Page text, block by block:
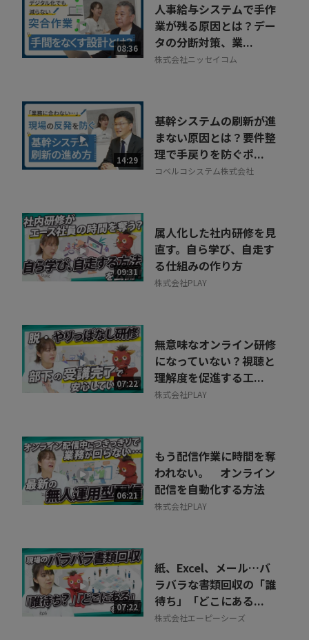
08:36
人事給与システムで手作
業が残る原因とは？デー
タの分断対策、業...
株式会社ニッセイコム
14:29
基幹システムの刷新が進
まない原因とは？要件整
理で手戻りを防ぐポ...
コベルコシステム株式会社
09:31
属人化した社内研修を見
直す。自ら学び、自走す
る仕組みの作り方
株式会社PLAY
07:22
無意味なオンライン研修
になっていない？視聴と
理解度を促進する工...
株式会社PLAY
06:21
もう配信作業に時間を奪
われない。 オンライン
配信を自動化する方法
株式会社PLAY
07:22
紙、Excel、メール…バ
ラバラな書類回収の「誰
待ち」「どこにある...
株式会社エーピーシーズ